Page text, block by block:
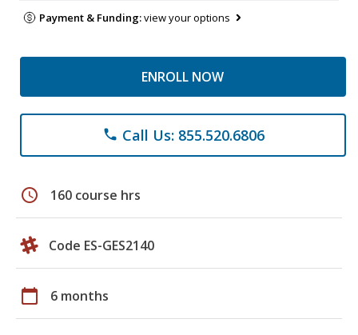
Payment & Funding:view your options
ENROLL NOW
phone Call Us: 855.520.6806
schedule 160 course hrs
Code ES-GES2140
calendar_today 6 months